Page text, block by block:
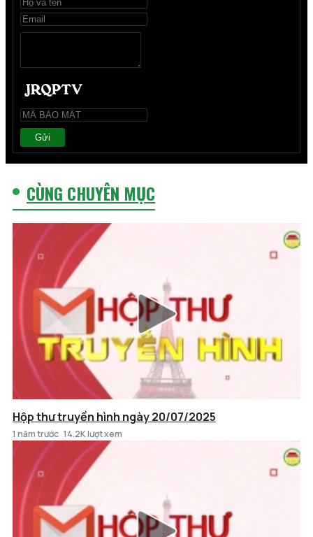
Gửi
CÙNG CHUYÊN MỤC
Hộp thư truyền hình ngày 20/07/2025
1 năm trước 14.2K lượt xem